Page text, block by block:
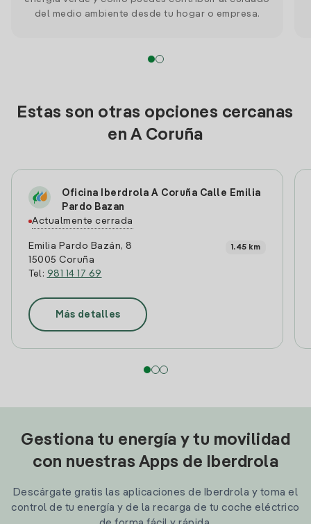
del medio ambiente desde tu hogar o empresa.
Estas son otras opciones cercanas
en A Coruña
Oficina Iberdrola A Coruña Calle Emilia
Pardo Bazan
Actualmente cerrada
Emilia Pardo Bazán, 8
15005 Coruña
Tel: 981 14 17 69
1.45 km
Más detalles
Gestiona tu energía y tu movilidad
con nuestras Apps de Iberdrola
Descárgate gratis las aplicaciones de Iberdrola y toma el
control de tu energía y de la recarga de tu coche eléctrico